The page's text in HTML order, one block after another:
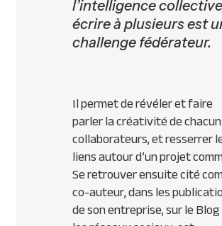
l’intelligence
écrire à plusieurs est
challenge fédérateur.
Il permet de révéler et faire
parler la créativité de
collaborateurs, et resserrer
liens autour d’un projet
Se retrouver ensuite cité
co-auteur, dans les
de son entreprise, sur le